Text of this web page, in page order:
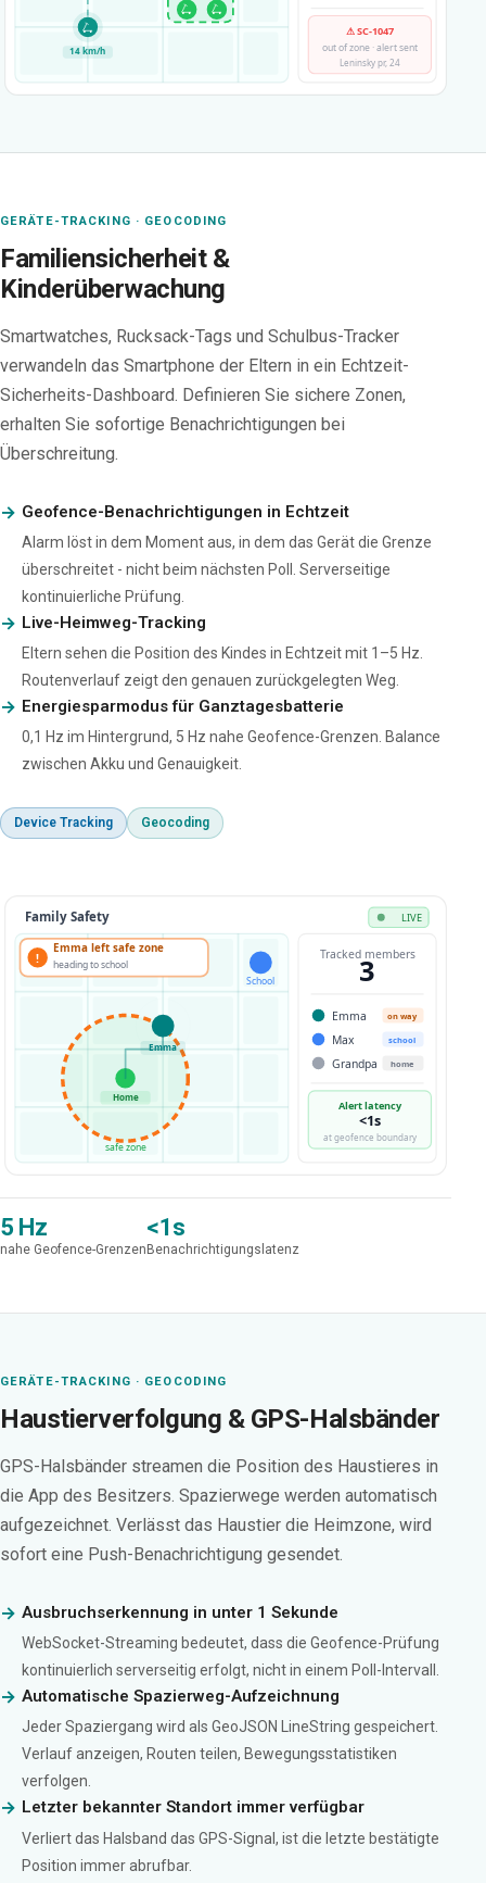
🛴
🛴
🛴
14 km/h
⚠ SC-1047
out of zone · alert sent
Leninsky pr, 24
GERÄTE-TRACKING · GEOCODING
Familiensicherheit &
Kinderüberwachung
Smartwatches, Rucksack-Tags und Schulbus-Tracker
verwandeln das Smartphone der Eltern in ein Echtzeit-
Sicherheits-Dashboard. Definieren Sie sichere Zonen,
erhalten Sie sofortige Benachrichtigungen bei
Überschreitung.
Geofence-Benachrichtigungen in Echtzeit
Alarm löst in dem Moment aus, in dem das Gerät die Grenze
überschreitet - nicht beim nächsten Poll. Serverseitige
kontinuierliche Prüfung.
Live-Heimweg-Tracking
Eltern sehen die Position des Kindes in Echtzeit mit 1–5 Hz.
Routenverlauf zeigt den genauen zurückgelegten Weg.
Energiesparmodus für Ganztagesbatterie
0,1 Hz im Hintergrund, 5 Hz nahe Geofence-Grenzen. Balance
zwischen Akku und Genauigkeit.
Device Tracking Geocoding
Family Safety LIVE
safe zone
🏠
Home
School
!
Emma left safe zone
heading to school
👧
Emma
Tracked members
3
Emma on way
Max school
Grandpa home
Alert latency
<1s
at geofence boundary
5 Hz
nahe Geofence-Grenzen
<1s
Benachrichtigungslatenz
GERÄTE-TRACKING · GEOCODING
Haustierverfolgung & GPS-Halsbänder
GPS-Halsbänder streamen die Position des Haustieres in
die App des Besitzers. Spazierwege werden automatisch
aufgezeichnet. Verlässt das Haustier die Heimzone, wird
sofort eine Push-Benachrichtigung gesendet.
Ausbruchserkennung in unter 1 Sekunde
WebSocket-Streaming bedeutet, dass die Geofence-Prüfung
kontinuierlich serverseitig erfolgt, nicht in einem Poll-Intervall.
Automatische Spazierweg-Aufzeichnung
Jeder Spaziergang wird als GeoJSON LineString gespeichert.
Verlauf anzeigen, Routen teilen, Bewegungsstatistiken
verfolgen.
Letzter bekannter Standort immer verfügbar
Verliert das Halsband das GPS-Signal, ist die letzte bestätigte
Position immer abrufbar.